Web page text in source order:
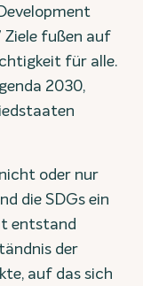
Ziele fußen auf
für alle.
2030,
oder nur
die SDGs ein
entstand
der
auf das sich